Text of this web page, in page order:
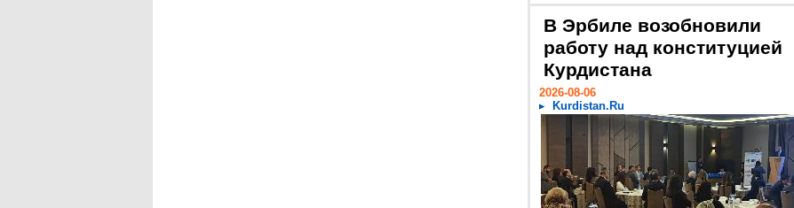
В Эрбиле возобновили
работу над конституцией
Курдистана
2026-08-06
Kurdistan.Ru